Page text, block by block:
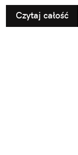
Czytaj całość